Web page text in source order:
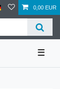
0,00 EUR
☰